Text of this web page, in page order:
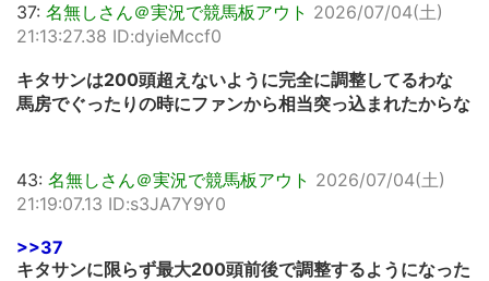
37: 名無しさん＠実況で競馬板アウト 2026/07/04(土)
21:13:27.38 ID:dyieMccf0
キタサンは200頭超えないように完全に調整してるわな
馬房でぐったりの時にファンから相当突っ込まれたからな
43: 名無しさん＠実況で競馬板アウト 2026/07/04(土)
21:19:07.13 ID:s3JA7Y9Y0
>>37
キタサンに限らず最大200頭前後で調整するようになった